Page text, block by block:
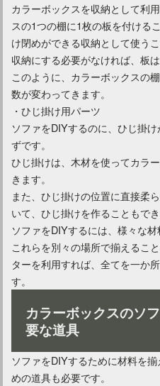
おしゃれなカフェ風ダイニング
ターコイズブルーのソファをイ
座椅子ソファで心地良いくつろ
シンプルでおしゃれなソファな
カラーボックスを収納として利
スの1つの棚に1枚の板を付ける
け閉めができる収納として使うこ
収納にする必要がなければ、板
このように、カラーボックスの
数が変わってきます。
・ひじ掛け用パーツ
ソファをDIYするのに、ひじ掛
ずです。
ひじ掛けは、木材を使ってカラ
きます。
また、ひじ掛けの位置に直接柔
いて、ひじ掛けを作ることもでき
ソファをDIYするには、様々な材
これらを別々の場所で揃えるこ
ターを利用すれば、全てを一か
す。
カラーボックスのソ
要な道具
ソファをDIYするために材料を
めの道具も必要です。